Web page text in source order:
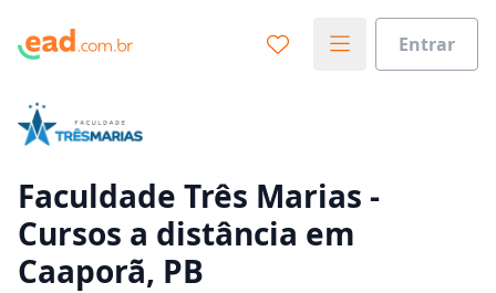
Entrar
Vamos te guiar no caminho ideal para seus estudos
Faculdade Três Marias -
Cursos a distância em
Caaporã, PB